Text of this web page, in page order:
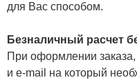
для Вас способом.
Безналичный расчет
При оформлении заказа,
и e-mail на который